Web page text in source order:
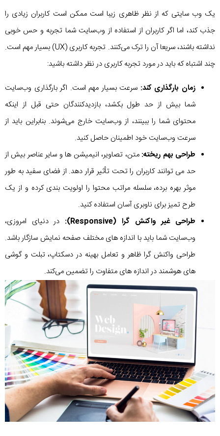
یک وب سایتی که از نظر ظاهری زیبا است ممکن است کاربران زیادی را
جذب کند، اما اگر کاربران از استفاده از وب‌سایت شما تجربه و حس خوبی
نداشته باشند، سریعا آن را ترک می‌کنند. تجربه کاربری (UX) بسیار مهم است.
چند اشتباه که باید در مورد تجربه کاربری در نظر داشته باشید:
زمان بارگذاری کند: سرعت بسیار مهم است. اگر بارگذاری وب‌سایت
شما بیش از حد طول بکشد، بازدیدکنندگان حتی قبل از اینکه
محتوای شما را ببینند، از وب‌سایت خارج می‌شوند. بنابراین باید از
سرعت وب‌سایت خود اطمینان حاصل کنید.
طراحی بهم ریخته: متن، تصاویر، انیمیشن ها و سایر عناصر بیش از
حد می توانند کاربران را تحت تأثیر قرار دهد. از فضای سفید به طور
موثر بهره برده، سلسله مراتب محتوا را اولویت بندی کرده و از یک
طرح تمیز برای ناوبری آسان استفاده کنید.
طراحی غیر واکنش گرا (Responsive):
در دنیای امروزی،
وب‌سایت شما باید با اندازه های مختلف صفحه نمایش سازگار باشد.
طراحی واکنش گرا ظاهر و تعامل بهینه در دسکتاپ، تبلت و گوشی
های هوشمند در اندازه های متفاوت را تضمین می‌کند.